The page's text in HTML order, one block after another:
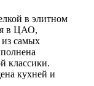
в элитном
в ЦАО,
самых
классики.
кухней и